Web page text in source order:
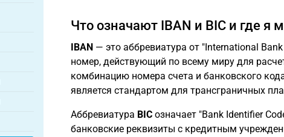
Что означают IBAN и BIC и где я
IBAN— это аббревиатура от "International
номер, действующий по всему миру для
комбинацию номера счета и банковского
является стандартом для трансграничных
Аббревиатура BICозначает "Bank Identifier
банковские реквизиты с кредитным